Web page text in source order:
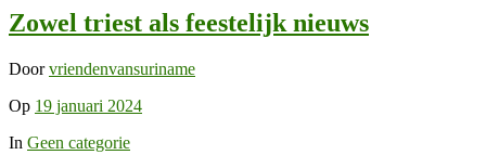
Zowel triest als feestelijk nieuws
Doorvriendenvansuriname
Op 19 januari 2024
In Geen categorie